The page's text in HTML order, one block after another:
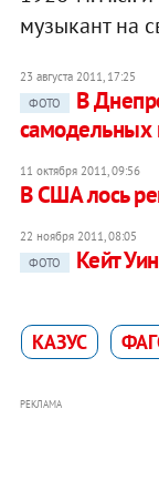
музыкант на
23 августа 2011, 17:25
ФОТО
В
самодельных
11 октября 2011, 09:56
В США лось
22 ноября 2011, 08:05
ФОТО
Кейт
КАЗУС
РЕКЛАМА